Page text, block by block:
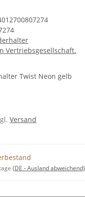
Vertriebsgesellschaft.
Twist Neon gelb
Versand
(DE - Ausland abweichend)